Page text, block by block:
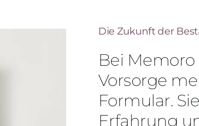
Die Zukunft der
Bei
Vorsorge
Formular.
Erfahrung